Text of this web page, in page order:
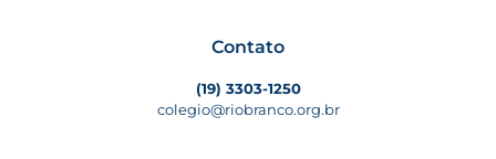
Contato
(19) 3303-1250
colegio@riobranco.org.br